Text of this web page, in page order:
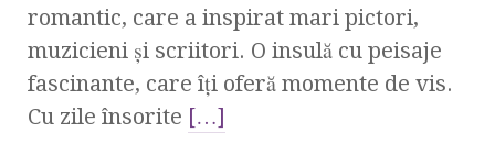
romantic, care a inspirat mari pictori,
muzicieni şi scriitori. O insulă cu peisaje
fascinante, care îţi oferă momente de vis.
Cu zile însorite […]